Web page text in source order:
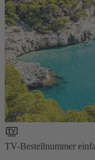
TV-Bestellnummer